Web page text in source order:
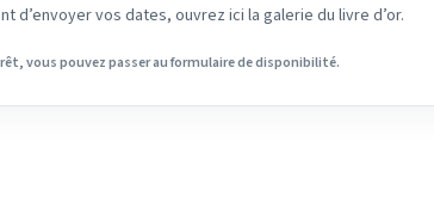
d’envoyer vos dates, ouvrez ici la galerie du livre d’or.
vous pouvez passer au formulaire de disponibilité.